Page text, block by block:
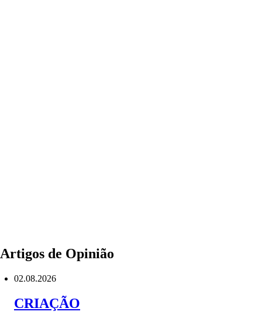
Artigos de Opinião
02.08.2026
CRIAÇÃO